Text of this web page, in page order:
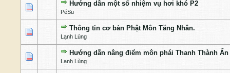
Hướng dẫn một số nhiệm vụ hơi khó P2
PéSu
1 Bỏ phiếu - 5 của 5 cấp độ
1234 5
Thông tin cơ bản Phật Môn Tăng Nhân.
Lạnh Lùng
1 Bỏ phiếu - 5 của 5 cấp độ
12345
Hướng dẫn nâng điểm môn phái Thanh Thành Ẩn
Lạnh Lùng
1 Bỏ phiếu - 5 của 5 cấp độ
1234 5